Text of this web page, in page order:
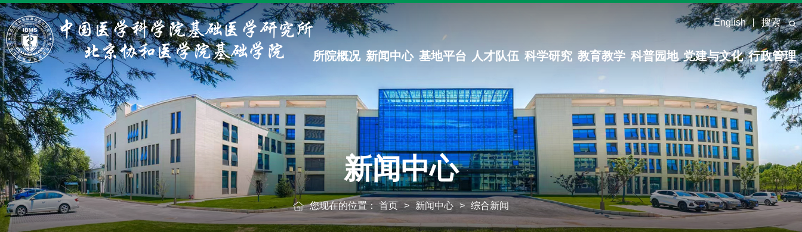
English 搜索
所院概况 新闻中心 基地平台 人才队伍 科学研究 教育教学 科普园地 党建与文化 行政管理
新闻中心
您现在的位置： 首页 > 新闻中心 > 综合新闻